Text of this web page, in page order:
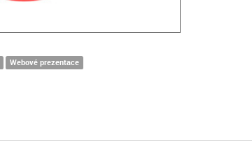
Webové prezentace